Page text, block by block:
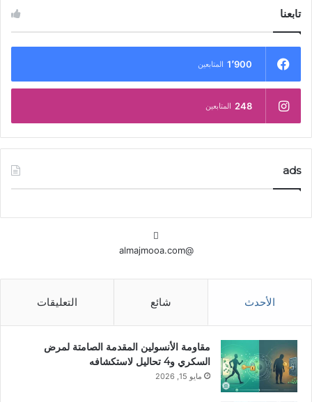
تابعنا
1٬900 المتابعين
248 المتابعين
ads
@almajmooa.com
الأحدث شائع التعليقات
مقاومة الأنسولين المقدمة الصامتة لمرض
السكري و4 تحاليل لاستكشافه
مايو 15, 2026